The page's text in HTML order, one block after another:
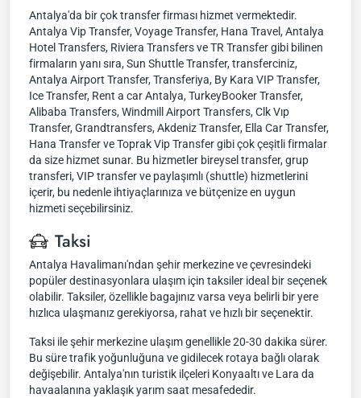
Antalya'da bir çok transfer firması hizmet vermektedir.
Antalya Vip Transfer, Voyage Transfer, Hana Travel, Antalya
Hotel Transfers, Riviera Transfers ve TR Transfer gibi bilinen
firmaların yanı sıra, Sun Shuttle Transfer, transferciniz,
Antalya Airport Transfer, Transferiya, By Kara VIP Transfer,
Ice Transfer, Rent a car Antalya, TurkeyBooker Transfer,
Alibaba Transfers, Windmill Airport Transfers, Clk Vıp
Transfer, Grandtransfers, Akdeniz Transfer, Ella Car Transfer,
Hana Transfer ve Toprak Vip Transfer gibi çok çeşitli firmalar
da size hizmet sunar. Bu hizmetler bireysel transfer, grup
transferi, VIP transfer ve paylaşımlı (shuttle) hizmetlerini
içerir, bu nedenle ihtiyaçlarınıza ve bütçenize en uygun
hizmeti seçebilirsiniz.
Taksi
Antalya Havalimanı'ndan şehir merkezine ve çevresindeki
popüler destinasyonlara ulaşım için taksiler ideal bir seçenek
olabilir. Taksiler, özellikle bagajınız varsa veya belirli bir yere
hızlıca ulaşmanız gerekiyorsa, rahat ve hızlı bir seçenektir.
Taksi ile şehir merkezine ulaşım genellikle 20-30 dakika sürer.
Bu süre trafik yoğunluğuna ve gidilecek rotaya bağlı olarak
değişebilir. Antalya'nın turistik ilçeleri Konyaaltı ve Lara da
havaalanına yaklaşık yarım saat mesafededir.